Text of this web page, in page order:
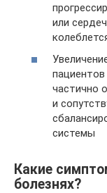
или
частично
и
системы
Какие
болезнях?